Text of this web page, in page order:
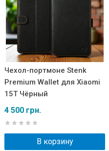
Чехол-портмоне Stenk
Premium Wallet для Xiaomi
15T Чёрный
4 500 грн.
В корзину